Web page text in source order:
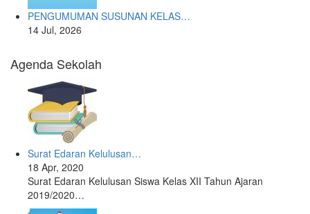
PENGUMUMAN SUSUNAN KELAS…
14 Jul, 2026
Agenda Sekolah
Surat Edaran Kelulusan…
18 Apr, 2020
Surat Edaran Kelulusan Siswa Kelas XII Tahun Ajaran
2019/2020…